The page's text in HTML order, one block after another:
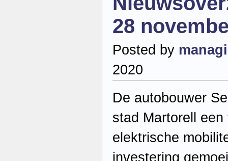
2020
28
Posted by
2020
De autobouwer
stad Martorell
elektrische
investering